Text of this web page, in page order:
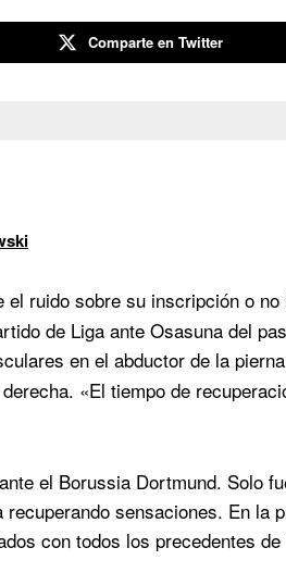
Comparte en Twitter
ruido sobre su inscripción o
de Liga ante Osasuna del
en el abductor de la
«El tiempo de
el Borussia Dortmund. Solo
sensaciones. En la
con todos los precedentes